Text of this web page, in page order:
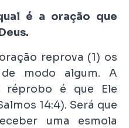
é a oração que
reprova (1) os
modo algum. A
réprobo é que Ele
14:4). Será que
uma esmola